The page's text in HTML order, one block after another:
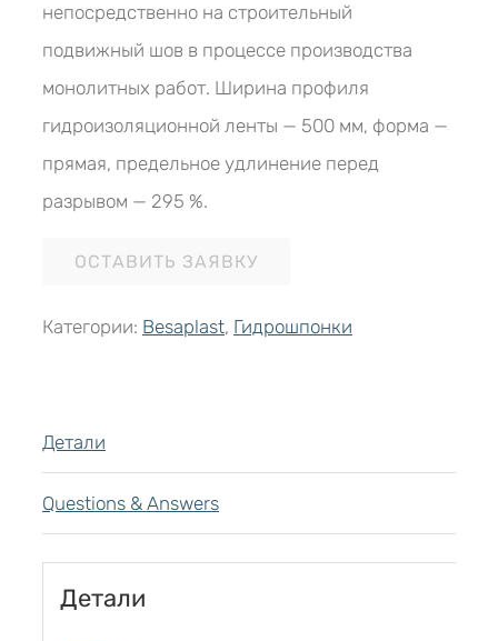
непосредственно на строительный
подвижный шов в процессе производства
монолитных работ. Ширина профиля
гидроизоляционной ленты — 500 мм, форма —
прямая, предельное удлинение перед
разрывом — 295 %.
ОСТАВИТЬ ЗАЯВКУ
Категории: Besaplast, Гидрошпонки
Детали
Questions & Answers
Детали